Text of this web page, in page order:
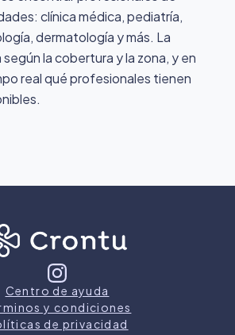
clínica médica, pediatría,
dermatología y más. La
la cobertura y la zona, y en
real qué profesionales tienen
Centro de ayuda
y condiciones
de privacidad